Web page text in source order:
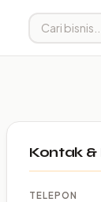
Kontak
TELEPON